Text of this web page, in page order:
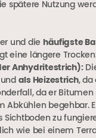
spätere Nutzung
und die häufigste
eine längere
Anhydritestrich):
als Heizestrich, da
da er
Abkühlen begehbar.
Sichtboden zu
wie bei einem